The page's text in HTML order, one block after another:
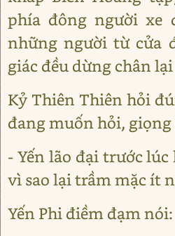
phía đông người xe
những người từ cửa
giác đều dừng chân
Kỷ Thiên Thiên hỏi
đang muốn hỏi, giọng
- Yến lão đại trước
vì sao lại trầm mặc ít
Yến Phi điềm đạm nói: